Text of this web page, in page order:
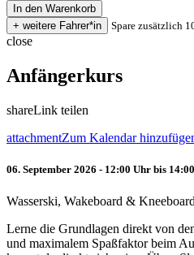
Spare zusätzlich
close
Anfängerkurs
shareLink teilen
attachmentZum Kalendar
06. September 2026 - 12:00 Uhr bis
Wasserski, Wakeboard &
Lerne die Grundlagen direkt von
und maximalem Spaßfaktor beim